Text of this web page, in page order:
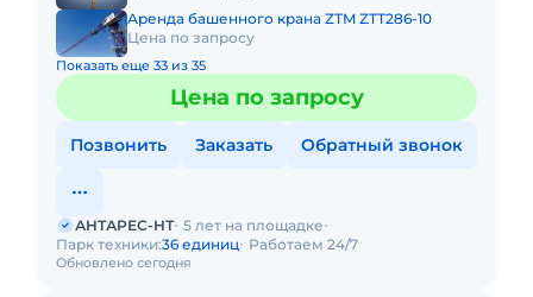
Аренда башенного крана ZTM ZTT286-10
Цена по запросу
Показать еще 33 из 35
Цена по запросу
Позвонить Заказать Обратный звонок
Обновлено сегодня
АНТАРЕС-НТ 5 лет на площадке
Парк техники:36 единиц Работаем 24/7